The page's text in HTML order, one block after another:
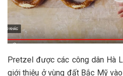
Pretzel được các công dân Hà
giới thiệu ở vùng đất Bắc Mỹ